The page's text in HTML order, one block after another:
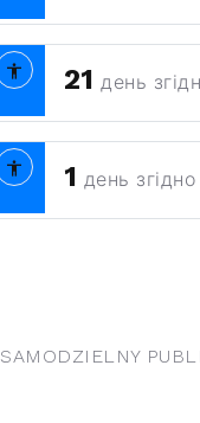
21 день
1 день
SAMODZIELNY